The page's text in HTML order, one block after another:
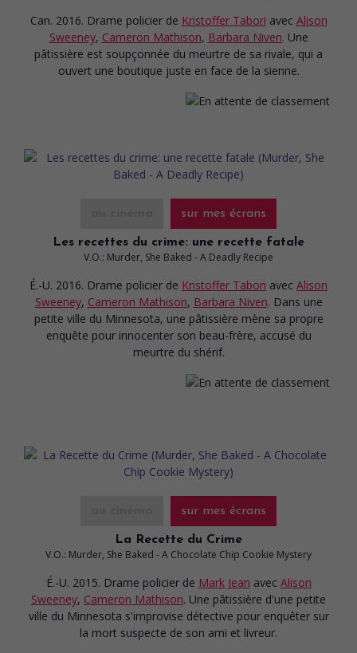
Can. 2016. Drame policier de Kristoffer Tabori avec Alison
Sweeney, Cameron Mathison, Barbara Niven. Une
pâtissière est soupçonnée du meurtre de sa rivale, qui a
ouvert une boutique juste en face de la sienne.
sur mes écrans
Les recettes du crime: une recette fatale
V.O.: Murder, She Baked - A Deadly Recipe
É.-U. 2016. Drame policier de Kristoffer Tabori avec Alison
Sweeney, Cameron Mathison, Barbara Niven. Dans une
petite ville du Minnesota, une pâtissière mène sa propre
enquête pour innocenter son beau-frère, accusé du
meurtre du shérif.
sur mes écrans
La Recette du Crime
V.O.: Murder, She Baked - A Chocolate Chip Cookie Mystery
É.-U. 2015. Drame policier de Mark Jean avec Alison
Sweeney, Cameron Mathison. Une pâtissière d'une petite
ville du Minnesota s'improvise détective pour enquêter sur
la mort suspecte de son ami et livreur.